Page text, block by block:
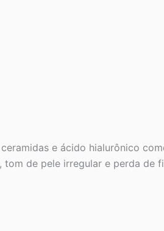
e ácido hialurônico
tom de pele irregular e perda de